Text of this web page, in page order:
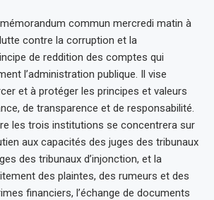
commun mercredi matin à
contre la corruption et la
de reddition des comptes qui
l’administration publique. Il vise
et à protéger les principes et valeurs
de transparence et de responsabilité.
les trois institutions se concentrera sur
aux capacités des juges des tribunaux
des tribunaux d’injonction, et la
des plaintes, des rumeurs et des
financiers, l’échange de documents